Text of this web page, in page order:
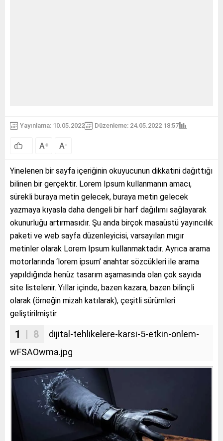
Yayınlama: 10.05.2022 Düzenleme: 24.05.2022 18:57
A+ A-
Yinelenen bir sayfa içeriğinin okuyucunun dikkatini dağıttığı
bilinen bir gerçektir. Lorem Ipsum kullanmanın amacı,
sürekli buraya metin gelecek, buraya metin gelecek
yazmaya kıyasla daha dengeli bir harf dağılımı sağlayarak
okunurluğu artırmasıdır. Şu anda birçok masaüstü yayıncılık
paketi ve web sayfa düzenleyicisi, varsayılan mıgır
metinler olarak Lorem Ipsum kullanmaktadır. Ayrıca arama
motorlarında ‘lorem ipsum’ anahtar sözcükleri ile arama
yapıldığında henüz tasarım aşamasında olan çok sayıda
site listelenir. Yıllar içinde, bazen kazara, bazen bilinçli
olarak (örneğin mizah katılarak), çeşitli sürümleri
geliştirilmiştir.
1 | 8
dijital-tehlikelere-karsi-5-etkin-onlem-
wFSAOwma.jpg